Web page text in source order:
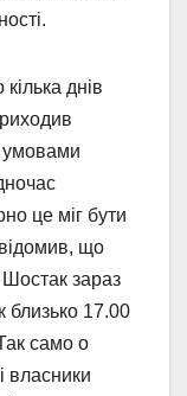
днів
умовами
це міг бути
що
зараз
близько 17.00
само о
власники